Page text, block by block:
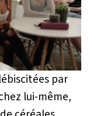
par
lui-même,